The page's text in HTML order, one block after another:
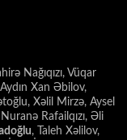
Nağıqızı, Vüqar
Xan Əbilov,
Xəlil Mirzə, Aysel
Rafailqızı, Əli
, Taleh Xəlilov,